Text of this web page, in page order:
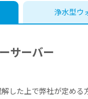
浄水型ウ
サーバー
した上で弊社が定め